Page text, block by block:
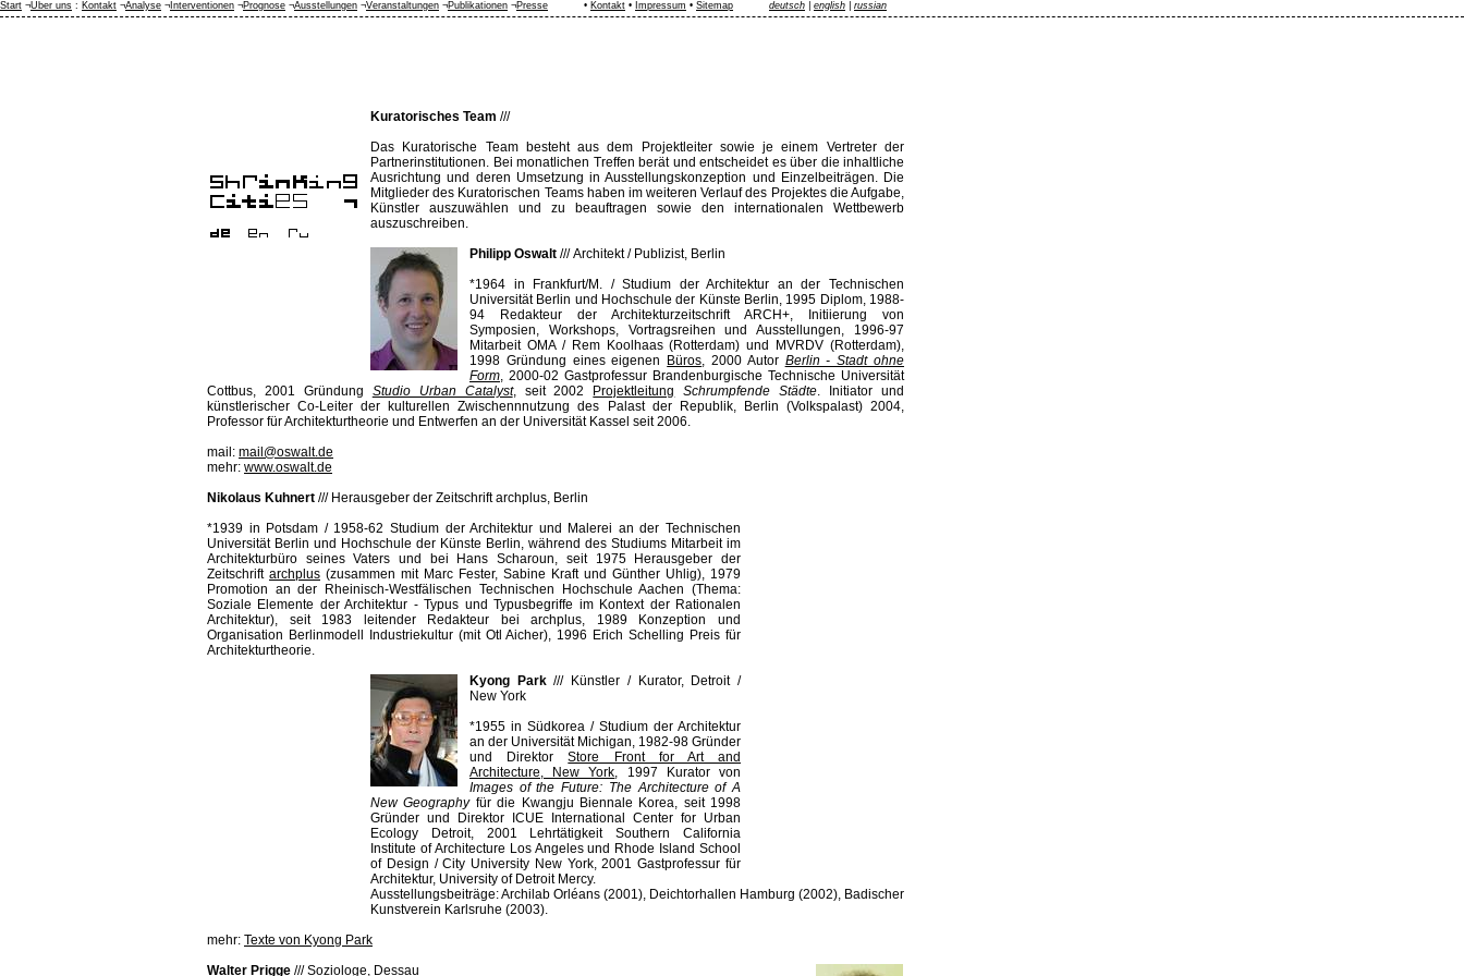
Kuratorisches Team ///
Das Kuratorische Team besteht aus dem Projektleiter sowie je einem Vertreter der
Partnerinstitutionen. Bei monatlichen Treffen berät und entscheidet es über die inhaltliche
Ausrichtung und deren Umsetzung in Ausstellungskonzeption und Einzelbeiträgen. Die
Mitglieder des Kuratorischen Teams haben im weiteren Verlauf des Projektes die Aufgabe,
Künstler auszuwählen und zu beauftragen sowie den internationalen Wettbewerb
auszuschreiben.
Philipp Oswalt ///Architekt / Publizist, Berlin
*1964 in Frankfurt/M. / Studium der Architektur an der Technischen
Universität Berlin und Hochschule der Künste Berlin, 1995 Diplom, 1988-
94 Redakteur der Architekturzeitschrift ARCH+, Initiierung von
Symposien, Workshops, Vortragsreihen und Ausstellungen, 1996-97
Mitarbeit OMA / Rem Koolhaas (Rotterdam) und MVRDV (Rotterdam),
1998 Gründung eines eigenen
Büros, 2000 Autor Berlin - Stadt ohne
Form, 2000-02 Gastprofessur Brandenburgische Technische Universität
Cottbus, 2001 Gründung Studio Urban Catalyst, seit 2002 Projektleitung Schrumpfende Städte. Initiator und
künstlerischer Co-Leiter der kulturellen Zwischennnutzung des Palast der Republik, Berlin (Volkspalast) 2004,
Professor für Architekturtheorie und Entwerfen an der Universität Kassel seit 2006.
mail: mail@oswalt.de
mehr: www.oswalt.de
Nikolaus Kuhnert /// Herausgeber der Zeitschrift archplus, Berlin
*1939 in Potsdam / 1958-62 Studium der Architektur und Malerei an der Technischen
Universität Berlin und Hochschule der Künste Berlin, während des Studiums Mitarbeit im
Architekturbüro seines Vaters und bei Hans Scharoun, seit 1975 Herausgeber der
Zeitschrift archplus (zusammen mit Marc Fester, Sabine Kraft und Günther Uhlig), 1979
Promotion an der Rheinisch-Westfälischen Technischen Hochschule Aachen (Thema:
Soziale Elemente der Architektur - Typus und Typusbegriffe im Kontext der Rationalen
Architektur), seit 1983 leitender Redakteur bei archplus, 1989 Konzeption und
Organisation Berlinmodell Industriekultur (mit Otl Aicher), 1996 Erich Schelling Preis für
Architekturtheorie.
Kyong Park/// Künstler / Kurator, Detroit /
New York
*1955 in Südkorea / Studium der Architektur
an der Universität Michigan, 1982-98 Gründer
und DirektorStore Front for Art and
Architecture, New York, 1997 Kurator von
Images of the Future: The Architecture of A
New Geography für die Kwangju Biennale Korea, seit 1998
Gründer und Direktor ICUE International Center for Urban
Ecology Detroit, 2001 Lehrtätigkeit Southern California
Institute of Architecture Los Angeles und Rhode Island School
of Design / City University New York, 2001 Gastprofessur für
Architektur, University of Detroit Mercy.
Ausstellungsbeiträge: Archilab Orléans (2001), Deichtorhallen Hamburg (2002), Badischer
Kunstverein Karlsruhe (2003).
mehr: Texte von Kyong Park
Walter Prigge ///Soziologe, Dessau
Start ¬Über uns : Kontakt ¬Analyse ¬ Interventionen ¬Prognose ¬Ausstellungen ¬Veranstaltungen ¬Publikationen ¬Presse • Kontakt • Impressum • Sitemap deutsch english russian